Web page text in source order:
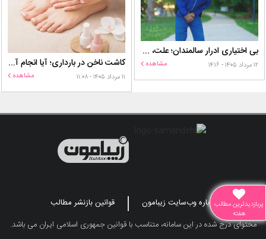
بی اختیاری ادرار سالمندان؛ علت، درمان و روش‌های کنترل در منزل
۱۲ مرداد ۱۴۰۵ - ۱۴:۱۶ مشاهده کاشت ناخن در بارداری؛ آیا انجام آن برای مادر و جنین خطر دارد؟
۱۱ مرداد ۱۴۰۵ - ۱۱:۰۸ مشاهده
درباره وب‌سایت زیبامون
قوانین بازنشر مطالب
محتوای درج شده در این سامانه، متناسب با قوانین جمهوری اسلامی ایران می باشد.
پربازدیدترین مطالب
هفته